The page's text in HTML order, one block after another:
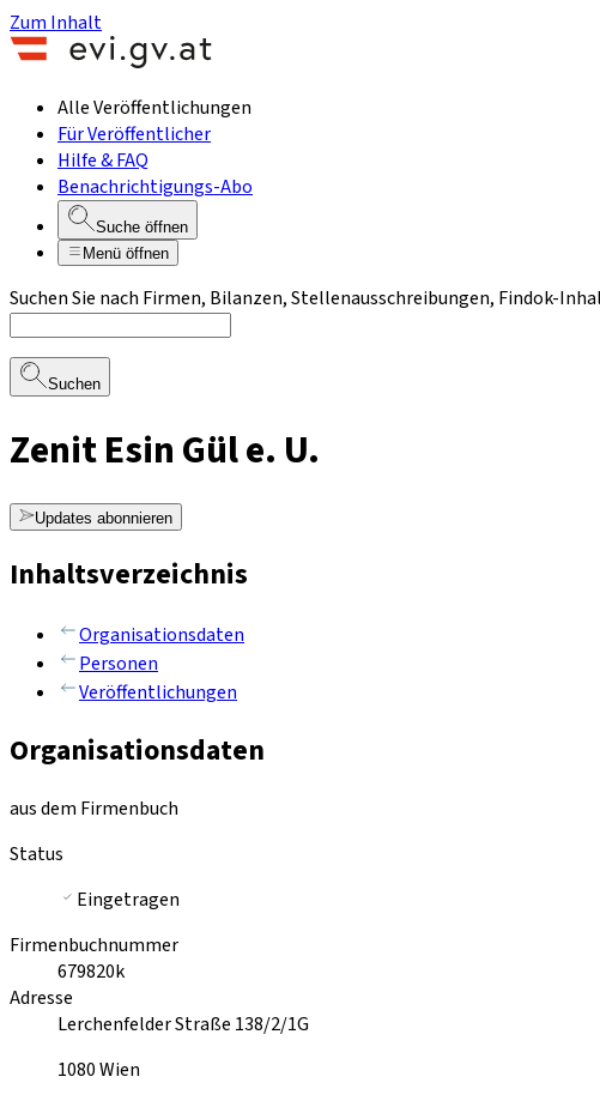
Zum Inhalt
Alle Veröffentlichungen
Für Veröffentlicher
Hilfe & FAQ
Benachrichtigungs-Abo
Suche öffnen
Menü öffnen
Suchen Sie nach Firmen, Bilanzen, Stellenausschreibungen, Findok-
Suchen
Zenit Esin Gül e. U.
Updates abonnieren
Inhaltsverzeichnis
Organisationsdaten
Personen
Veröffentlichungen
Organisationsdaten
aus dem Firmenbuch
Status
Eingetragen
Firmenbuchnummer
679820k
Adresse
Lerchenfelder Straße 138/2/1G
1080Wien